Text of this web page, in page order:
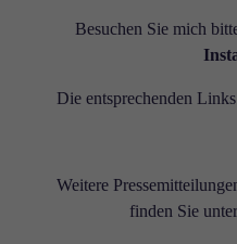
Besuchen Sie mich
Die entsprechenden
Weitere
finden Sie